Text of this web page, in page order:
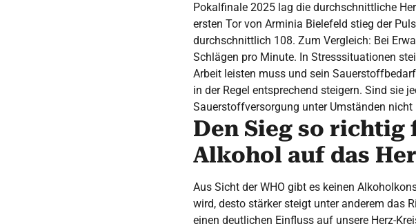
Pokalfinale 2025 lag die durchschnittliche
ersten Tor von Arminia Bielefeld stieg der
durchschnittlich 108. Zum Vergleich: Bei
Schlägen pro Minute. In Stresssituationen
Arbeit leisten muss und sein
in der Regel entsprechend steigern. Sind sie
Sauerstoffversorgung unter Umständen nicht
Den Sieg so
Alkohol auf das
Aus Sicht der WHO gibt es keinen
wird, desto stärker steigt unter anderem das
einen deutlichen Einfluss auf unsere Herz-